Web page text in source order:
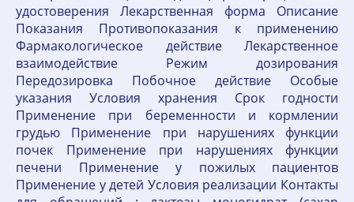
удостоверения Лекарственная форма Описание
Показания Противопоказания к применению
Фармакологическое действие Лекарственное
взаимодействие Режим дозирования
Передозировка Побочное действие Особые
указания Условия хранения Срок годности
Применение при беременности и кормлении
грудью Применение при нарушениях функции
почек Применение при нарушениях функции
печени Применение у пожилых пациентов
Применение у детей Условия реализации Контакты